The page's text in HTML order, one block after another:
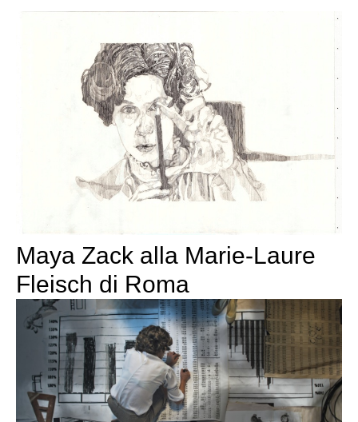
Maya Zack alla Marie-Laure
Fleisch di Roma